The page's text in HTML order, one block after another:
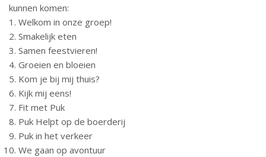
kunnen komen:
Welkom in onze groep!
Smakelijk eten
Samen feestvieren!
Groeien en bloeien
Kom je bij mij thuis?
Kijk mij eens!
Fit met Puk
Puk Helpt op de boerderij
Puk in het verkeer
We gaan op avontuur